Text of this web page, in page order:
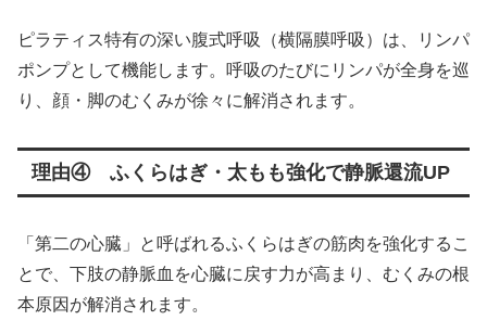
ピラティス特有の深い腹式呼吸（横隔膜呼吸）は、リンパ
ポンプとして機能します。呼吸のたびにリンパが全身を巡
り、顔・脚のむくみが徐々に解消されます。
理由④ ふくらはぎ・太もも強化で静脈還流UP
「第二の心臓」と呼ばれるふくらはぎの筋肉を強化するこ
とで、下肢の静脈血を心臓に戻す力が高まり、むくみの根
本原因が解消されます。